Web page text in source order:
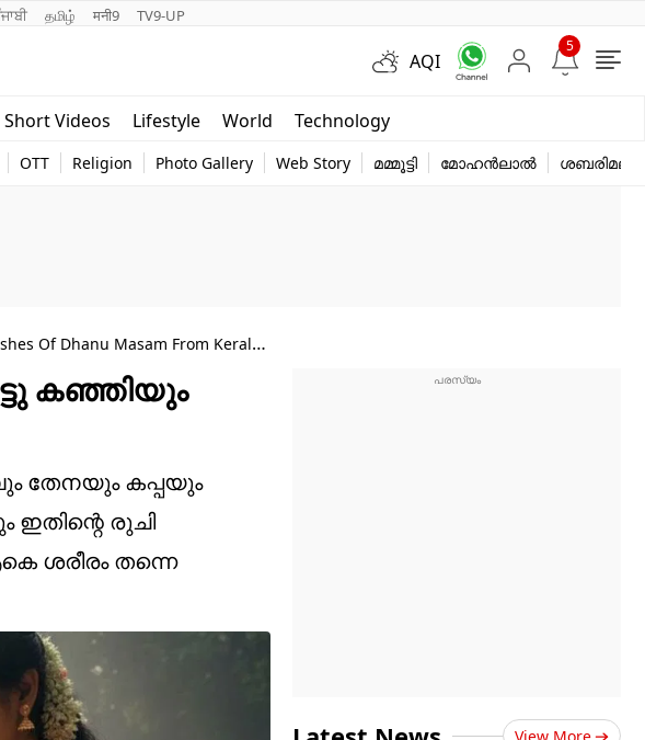
தமிழ் मनी9 TV9-UP
AQI
5
Short Videos Lifestyle World Technology
Web Story
OTT Religion Photo Gallery Web Story മമ്മൂട്ടി മോഹൻലാൽ ശബരിമല
Of Dhanu Masam From Kerala
കഞ്ഞിയും
തേനയും കപ്പയും
രുചി
ശരീരം തന്നെ